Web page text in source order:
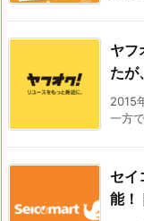
ヤフ
たが
2015
一方
セ
能！